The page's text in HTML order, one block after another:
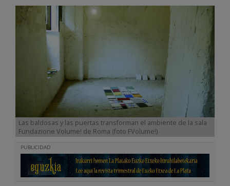
Las baldosas y las puertas transforman el ambiente de la sala
Fundazione Volume! de Roma (foto FVolume!)
PUBLICIDAD